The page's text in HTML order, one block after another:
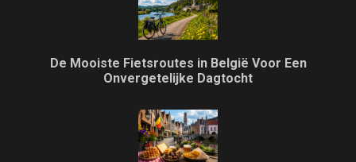
De Mooiste Fietsroutes in België Voor Een
Onvergetelijke Dagtocht